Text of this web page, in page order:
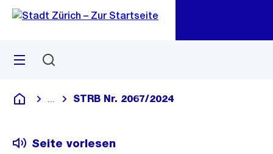
Navigation
Sprunglink
Menü
Deutsch
Blende alle Breadcrumbs ein
STRB Nr. 2067/2024
Seite vorlesen